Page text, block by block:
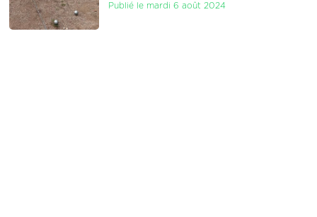
Publié le mardi 6 août 2024